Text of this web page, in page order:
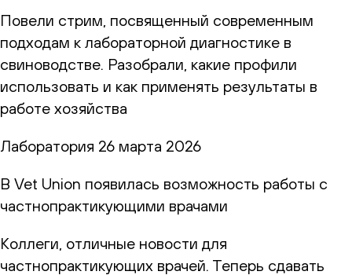
Повели стрим, посвященный современным
подходам к лабораторной диагностике в
свиноводстве. Разобрали, какие профили
использовать и как применять результаты в
работе хозяйства
Лаборатория 26 марта 2026
В Vet Union появилась возможность работы с
частнопрактикующими врачами
Коллеги, отличные новости для
частнопрактикующих врачей. Теперь сдавать